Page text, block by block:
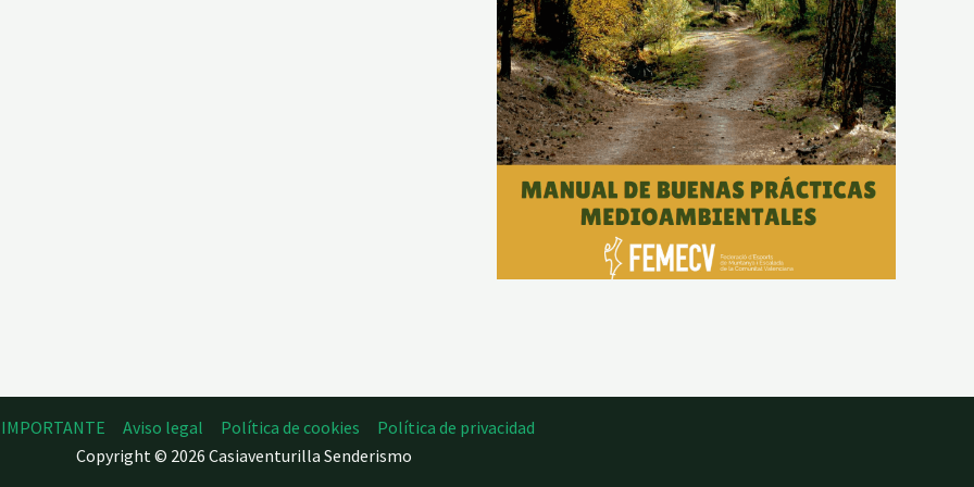
Aviso legal Política de cookies
Política de privacidad
Copyright © 2026 Casiaventurilla Senderismo